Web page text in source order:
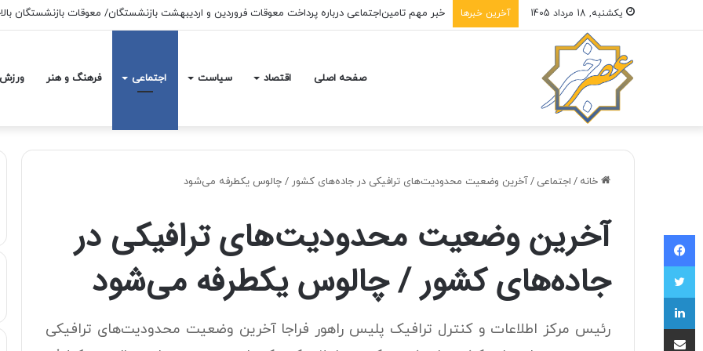
یکشنبه, 18 مرداد 1405 آخرین خبرها
صفحه اصلی اقتصاد سیاست اجتماعی فرهنگ و هنر ورزش
خانه / اجتماعی /آخرین وضعیت محدودیت‌های ترافیکی در جاده‌های کشور / چالوس یکطرفه می‌شود
آخرین وضعیت محدودیت‌های ترافیکی در
جاده‌های کشور / چالوس یکطرفه می‌شود
رئیس مرکز اطلاعات و کنترل ترافیک پلیس راهور فراجا آخرین وضعیت محدودیت‌های ترافیکی